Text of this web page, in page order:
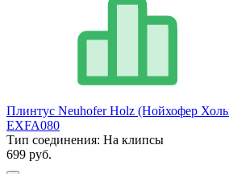
Плинтус Neuhofer Holz (Нойхофер
EXFA080
Тип соединения: На клипсы
699 руб.